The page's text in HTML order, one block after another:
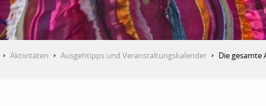
Aktivitäten Ausgehtipps und Veranstaltungskalender Die gesamte